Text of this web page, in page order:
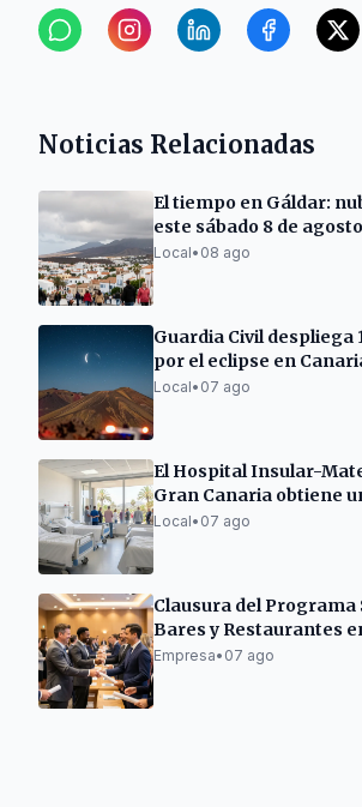
Noticias Relacionadas
El tiempo en Gáldar:
este sábado 8 de agosto
Local• 08 ago
Guardia Civil despliega
por el eclipse en
Local• 07 ago
El Hospital Insular-
Gran Canaria obtiene
satisfacción
Local• 07 ago
Clausura del Programa
Bares y Restaurantes
Empresa• 07 ago